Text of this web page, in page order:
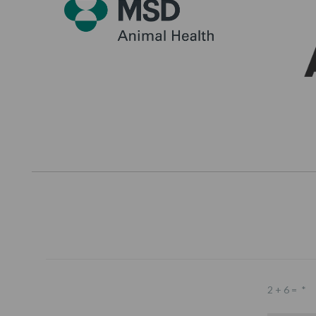
2 + 6 = *